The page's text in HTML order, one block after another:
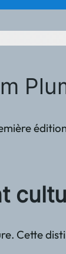
Cette